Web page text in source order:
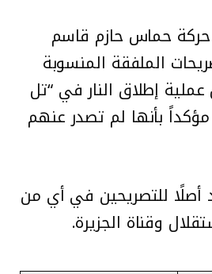
حماس حازم قاسم
الملفقة المنسوبة
إطلاق النار في “تل
بأنها لم تصدر عنهم
أصلًا للتصريحين في أي من
وقناة الجزيرة.